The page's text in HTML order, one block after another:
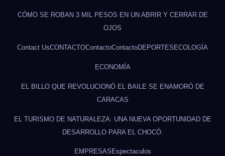
CÓMO SE ROBAN 3 MIL PESOS EN UN ABRIR Y CERRAR DE
OJOS
Contact UsCONTACTOContactoContactoDEPORTES ECOLOGÍA
ECONOMÍA
EL BILLO QUE REVOLUCIONÓ EL BAILE SE ENAMORÓ DE
CARACAS
EL TURISMO DE NATURALEZA: UNA NUEVA OPORTUNIDAD DE
DESARROLLO PARA EL CHOCÓ.
EMPRESAS Espectaculos